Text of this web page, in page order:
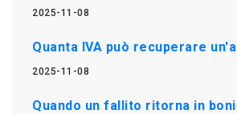
2025-11-08
Quanta IVA può recuperare
2025-11-08
Quando un fallito ritorna in